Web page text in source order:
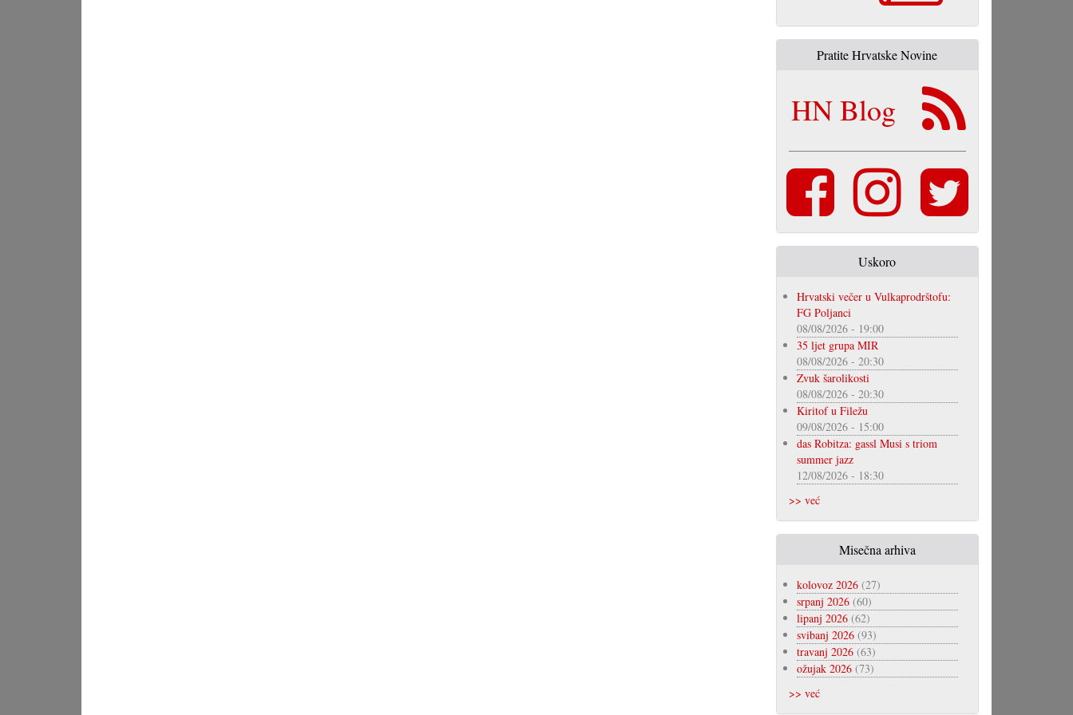
Pratite Hrvatske Novine
HN Blog
Uskoro
Hrvatski večer u Vulkaprodrštofu:
FG Poljanci
08/08/2026 - 19:00
35 ljet grupa MIR
08/08/2026 - 20:30
Zvuk šarolikosti
08/08/2026 - 20:30
Kiritof u Filežu
09/08/2026 - 15:00
das Robitza: gassl Musi s triom
summer jazz
12/08/2026 - 18:30
>> već
Misečna arhiva
kolovoz 2026(27)
srpanj 2026(60)
lipanj 2026(62)
svibanj 2026(93)
travanj 2026(63)
ožujak 2026(73)
>> već